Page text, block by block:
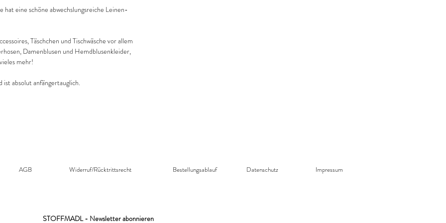
eine schöne abwechslungsreiche Leinen-
Täschchen und Tischwäsche vor allem
Damenblusen und Hemdblusenkleider,
mehr!
ist absolut anfängertauglich.
AGB Widerruf/Rücktrittsrecht​ Bestellungsablauf Datenschutz​ Impressum
STOFFMADL - Newsletter abonnieren